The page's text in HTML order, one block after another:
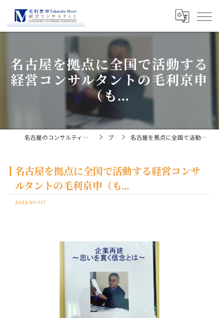
名古屋を拠点に全国で活動する
経営コンサルタントの毛利京申
（も...
名古屋のコンサルティングなら経営コンサルタント毛利京申 ブログ 名古屋を拠点に全国で活動する経営コンサルタントの毛利京申（も...
名古屋を拠点に全国で活動する経営コンサ
ルタントの毛利京申（も...
2023/10/07